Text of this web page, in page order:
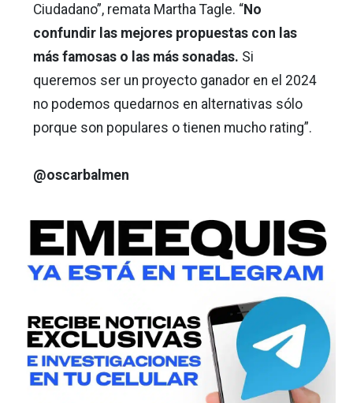
Ciudadano”, remata Martha Tagle. “No
confundir las mejores propuestas con las
más famosas o las más sonadas. Si
queremos ser un proyecto ganador en el 2024
no podemos quedarnos en alternativas sólo
porque son populares o tienen mucho rating”.
@oscarbalmen